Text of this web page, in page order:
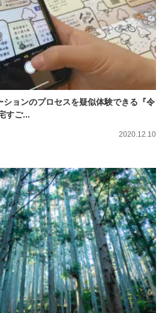
ションのプロセスを疑似体験できる『令
すご...
2020.12.10